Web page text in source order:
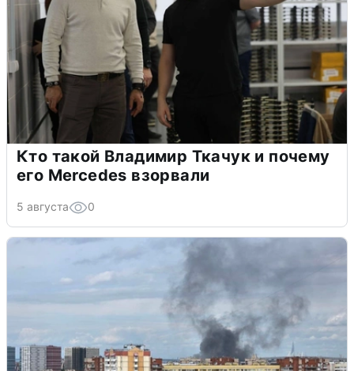
Кто такой Владимир Ткачук и почему
его Mercedes взорвали
5 августа 0